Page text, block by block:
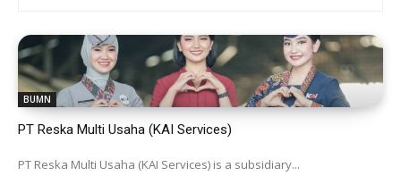
BUMN
PT Reska Multi Usaha (KAI Services)
PT Reska Multi Usaha (KAI Services) is a subsidiary...